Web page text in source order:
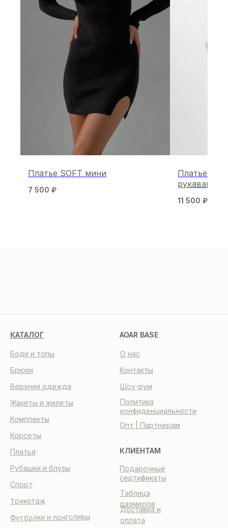
Платье SOFT мини
7 500 ₽
Платье-
рукавами
11 500 ₽
КАТАЛОГ
КЛИЕНТАМ
Таблица
размеров
Доставка и
оплата
Подарочные
сертификаты
AOAR BASE
О нас
Контакты
Шоу-рум
Политика
конфиденциальности
Опт | Партнерам
Корсеты
Платья
Боди и топы
Комплекты
Спорт
Рубашки и блузы
Брюки
Жакеты и жилеты
Трикотаж
Футболки и лонгсливы
Верхняя одежда